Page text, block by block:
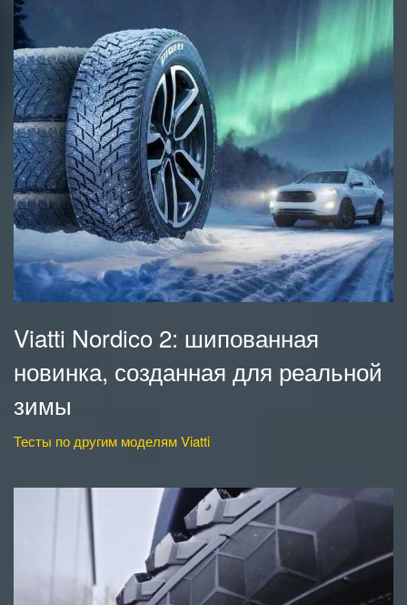
Viatti Nordico 2: шипованная
новинка, созданная для реальной
зимы
Тесты по другим моделям Viatti